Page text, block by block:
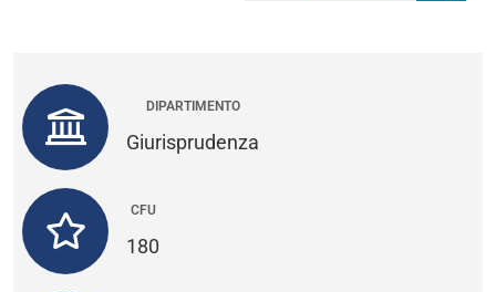
DIPARTIMENTO
Giurisprudenza
CFU
180